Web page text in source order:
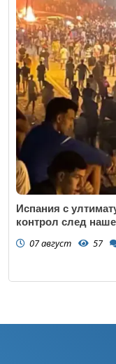
Испания с
контрол след
07 август 57